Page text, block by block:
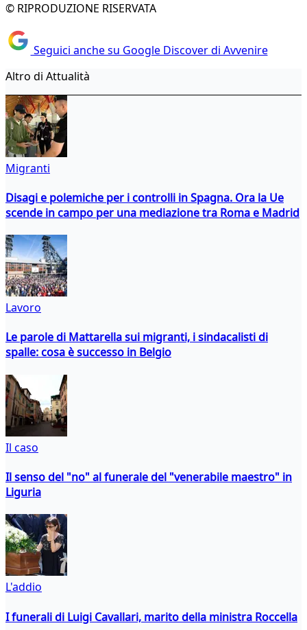
© RIPRODUZIONE RISERVATA
Seguici anche su Google Discover di Avvenire
Altro di Attualità
Migranti
Disagi e polemiche per i controlli in Spagna. Ora la Ue
scende in campo per una mediazione tra Roma e Madrid
Lavoro
Le parole di Mattarella sui migranti, i sindacalisti di
spalle: cosa è successo in Belgio
Il caso
Il senso del "no" al funerale del "venerabile maestro" in
Liguria
L'addio
I funerali di Luigi Cavallari, marito della ministra Roccella